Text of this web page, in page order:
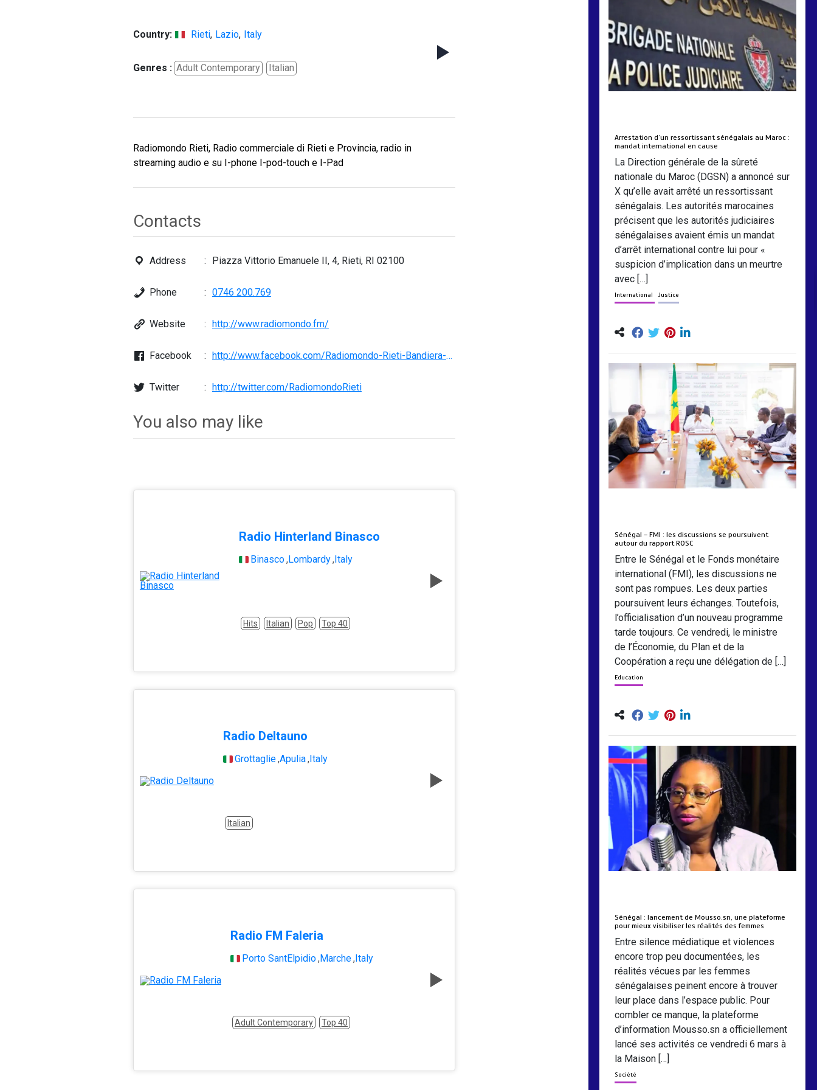
Country: Rieti, Lazio, Italy
Genres : Adult Contemporary Italian
Radiomondo Rieti, Radio commerciale di Rieti e Provincia, radio in
streaming audio e su I-phone I-pod-touch e I-Pad
Contacts
Address Piazza Vittorio Emanuele II, 4, Rieti, RI 02100
Phone 0746 200.769
Website http://www.radiomondo.fm/
Facebook http://www.facebook.com/Radiomondo-Rieti-Bandiera-Gialla-1706375186247760/?fref=ts
Twitter http://twitter.com/RadiomondoRieti
You also may like
Radio Hinterland Binasco
Binasco,Lombardy, Italy
Hits Italian Pop Top 40
Radio Deltauno
Grottaglie,Apulia,Italy
Italian
Radio FM Faleria
Porto SantElpidio,Marche,Italy
Adult Contemporary Top 40
Arrestation d’un ressortissant sénégalais au Maroc :
mandat international en cause
La Direction générale de la sûreté
nationale du Maroc (DGSN) a annoncé sur
X qu’elle avait arrêté un ressortissant
sénégalais. Les autorités marocaines
précisent que les autorités judiciaires
sénégalaises avaient émis un mandat
d’arrêt international contre lui pour «
suspicion d’implication dans un meurtre
avec […]
International Justice
Sénégal – FMI : les discussions se poursuivent
autour du rapport ROSC
Entre le Sénégal et le Fonds monétaire
international (FMI), les discussions ne
sont pas rompues. Les deux parties
poursuivent leurs échanges. Toutefois,
l’officialisation d’un nouveau programme
tarde toujours. Ce vendredi, le ministre
de l’Économie, du Plan et de la
Coopération a reçu une délégation de […]
Education
Sénégal : lancement de Mousso.sn, une plateforme
pour mieux visibiliser les réalités des femmes
Entre silence médiatique et violences
encore trop peu documentées, les
réalités vécues par les femmes
sénégalaises peinent encore à trouver
leur place dans l’espace public. Pour
combler ce manque, la plateforme
d’information Mousso.sn a officiellement
lancé ses activités ce vendredi 6 mars à
la Maison […]
Société